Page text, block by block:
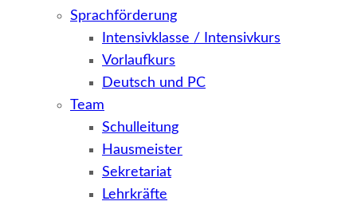
Sprachförderung
Intensivklasse / Intensivkurs
Vorlaufkurs
Deutsch und PC
Team
Schulleitung
Hausmeister
Sekretariat
Lehrkräfte